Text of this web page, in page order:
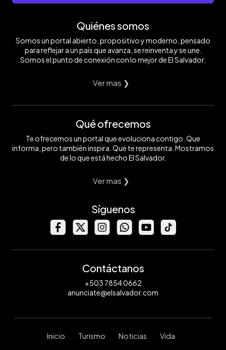
Quiénes somos
Somos un portal abierto, propositivo y moderno, pensado
para reflejar a un país que avanza, se reinventa y se une.
Somos el punto de conexión con lo mejor de El Salvador.
Ver mas ❯
Qué ofrecemos
Te ofrecemos un portal que evoluciona contigo. Que
informa, pero también inspira. Que te representa. Mostramos
de lo que está hecho El Salvador.
Ver mas ❯
Síguenos
Contáctanos
+503 7854 0662
anunciate@elsalvador.com
Inicio Turismo Noticias Vida